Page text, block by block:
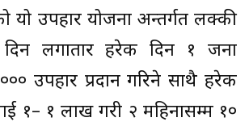
यो उपहार योजना अन्तर्गत लक्की
दिन लगातार हरेक दिन १ जना
उपहार प्रदान गरिने साथै हरेक
१– १ लाख गरी २ महिनासम्म १०